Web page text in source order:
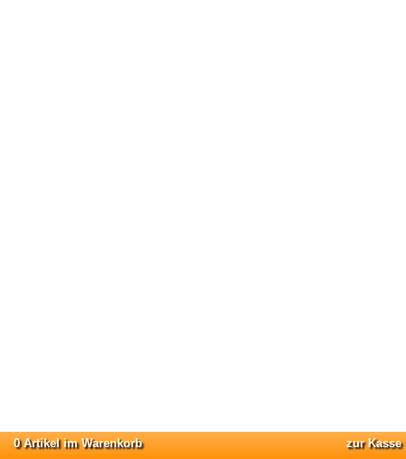
0 Artikel im Warenkorb zur Kasse